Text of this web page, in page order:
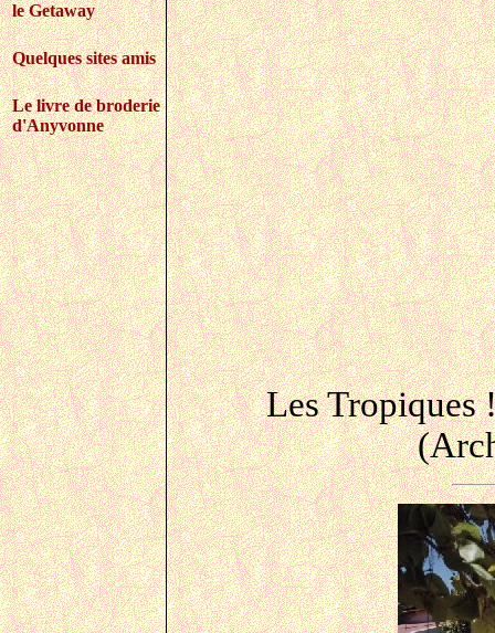
le Getaway
Quelques sites amis
Le livre de broderie
d'Anyvonne
Les Tropiques